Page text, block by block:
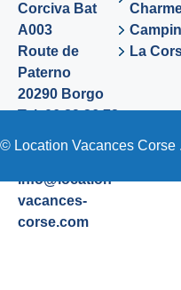
Corciva Bat
A003
Route de
Paterno
20290 Borgo
Tel. 06 89 36 72
info@location-
vacances-
corse.com
La
© Location Vacances Corse